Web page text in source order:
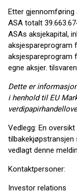
Etter gjennomføring
ASA totalt
ASAs aksjekapital,
aksjespareprogram
aksjespareprogram
egne aksjer.
Dette er
i henhold til EU
Vedlegg: En
vedlagt denne
Kontaktpersoner:
Investor relations